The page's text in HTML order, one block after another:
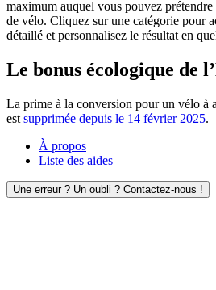
maximum auquel vous pouvez
de vélo. Cliquez sur une catégorie pour
détaillé et personnalisez le résultat en
Le bonus écologique de
La prime à la conversion pour un vélo à
est supprimée depuis le 14 février 2025.
À propos
Liste des aides
Une erreur ? Un oubli ? Contactez-nous !